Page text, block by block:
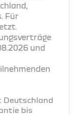
Für
und
Deutschland
bis